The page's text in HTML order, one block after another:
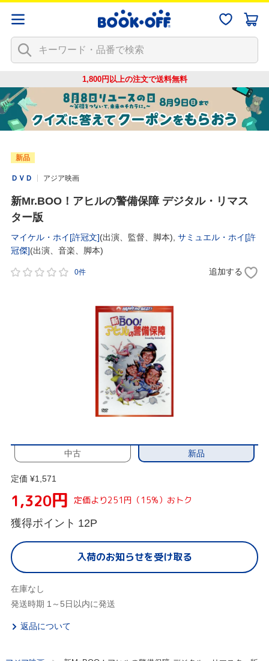
1,800円以上の注文で送料無料
新品
ＤＶＤ アジア映画
新Mr.BOO！アヒルの警備保障 デジタル・リマス
ター版
マイケル・ホイ[許冠文](出演、監督、脚本), サミュエル・ホイ[許
冠傑](出演、音楽、脚本)
0件 追加する
中古 新品
定価 ¥1,571
1,320円 定価より251円（15%）おトク
獲得ポイント 12P
入荷のお知らせを受け取る
在庫なし
発送時期 1～5日以内に発送
返品について